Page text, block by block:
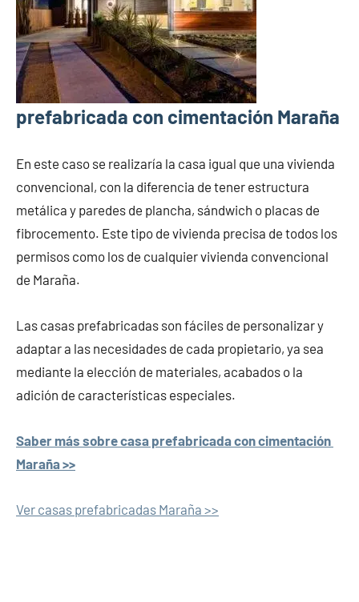
prefabricada con cimentación Maraña
En este caso se realizaría la casa igual que una vivienda
convencional, con la diferencia de tener estructura
metálica y paredes de plancha, sándwich o placas de
fibrocemento. Este tipo de vivienda precisa de todos los
permisos como los de cualquier vivienda convencional
de Maraña.
Las casas prefabricadas son fáciles de personalizar y
adaptar a las necesidades de cada propietario, ya sea
mediante la elección de materiales, acabados o la
adición de características especiales.
Saber más sobre casa prefabricada con cimentación
Maraña >>
Ver casas prefabricadas Maraña >>